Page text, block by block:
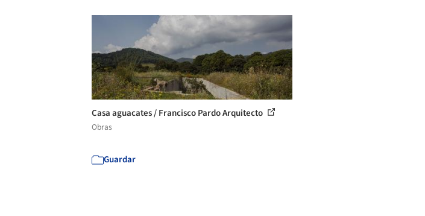
Casa aguacates / Francisco Pardo Arquitecto
Obras
Guardar